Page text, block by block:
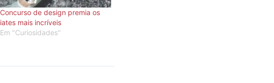
Concurso de design premia os
iates mais incríveis
Em "Curiosidades"